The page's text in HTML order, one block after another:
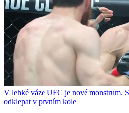
V lehké váze UFC je nové monstrum.
odklepat v prvním kole